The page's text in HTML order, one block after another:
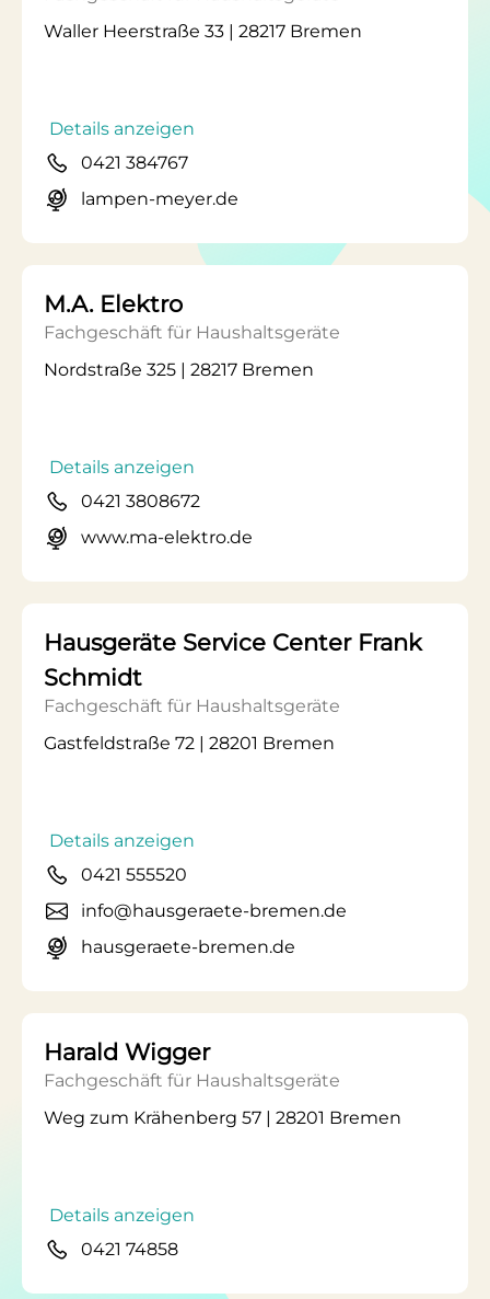
Waller Heerstraße 33 | 28217 Bremen
Details anzeigen
0421 384767
lampen-meyer.de
M.A. Elektro
Fachgeschäft für Haushaltsgeräte
Nordstraße 325 | 28217 Bremen
Details anzeigen
0421 3808672
www.ma-elektro.de
Hausgeräte Service Center Frank
Schmidt
Fachgeschäft für Haushaltsgeräte
Gastfeldstraße 72 | 28201 Bremen
Details anzeigen
0421 555520
info@hausgeraete-bremen.de
hausgeraete-bremen.de
Harald Wigger
Fachgeschäft für Haushaltsgeräte
Weg zum Krähenberg 57 | 28201 Bremen
Details anzeigen
0421 74858